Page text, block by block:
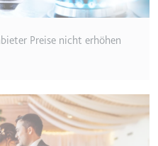
Preise nicht erhöhen